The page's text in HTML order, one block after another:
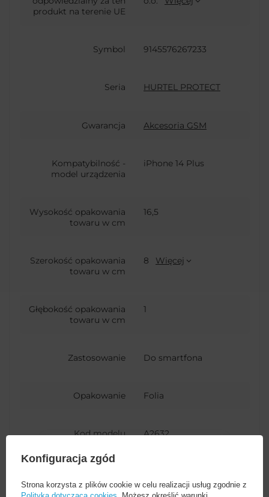
produkt na terenie UE
Symbol 9145576267233
Seria HURTEL PROTECT
Gwarancja Akcesoria GSM
Kompatybilność -
model urządzenia
iPhone 14 Plus
Wysokość opakowania
towaru w cm
16,5
Szerokość opakowania
towaru w cm
8 Więcej
Głębokość opakowania
towaru w cm
1
Zastosowanie Do smartfona
Opakowanie Folia
Kod modelu
A2632
A2887
Konfiguracja zgód
Strona korzysta z plików cookie w celu realizacji usług zgodnie z
Polityką dotyczącą cookies . Możesz określić warunki